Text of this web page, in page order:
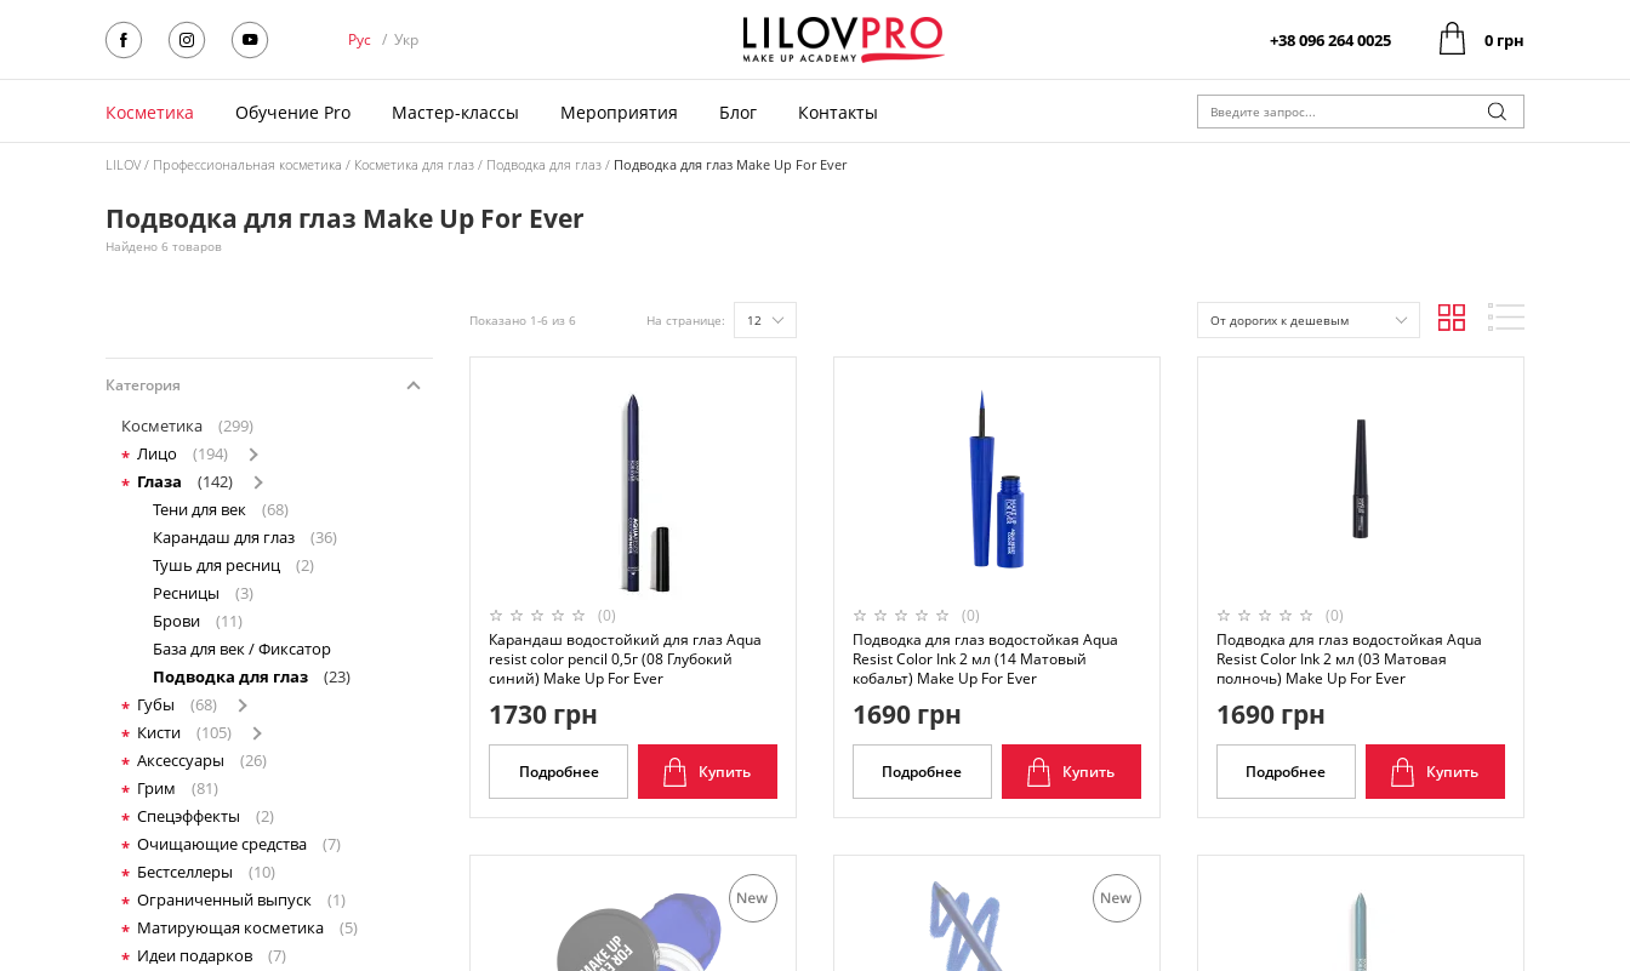
Рус / Укр +38 096 264 0025 0 грн
Косметика Обучение Pro Мастер-классы Мероприятия Блог Контакты
LILOV Профессиональная косметика Косметика для глаз Подводка для глаз Подводка для глаз Make Up For Ever
Подводка для глаз Make Up For Ever
Найдено 6 товаров
Категория
Косметика
(299)
Лицо
(194)
Глаза
(142)
Тени для век
(68)
Карандаш для глаз
(36)
Тушь для ресниц
(2)
Ресницы
(3)
Брови
(11)
База для век / Фиксатор
Подводка для глаз
(23)
Губы
(68)
Кисти
(105)
Аксессуары
(26)
Грим
(81)
Спецэффекты
(2)
Очищающие средства
(7)
Бестселлеры
(10)
Ограниченный выпуск
(1)
Матирующая косметика
(5)
Идеи подарков
(7)
Показано 1-6 из 6 На странице: 12 От дорогих к дешевым
(0)
Карандаш водостойкий для глаз Aqua
resist color pencil 0,5г (08 Глубокий
синий) Make Up For Ever
1730 грн
Подробнее Купить
(0)
Подводка для глаз водостойкая Aqua
Resist Color Ink 2 мл (14 Матовый
кобальт) Make Up For Ever
1690 грн
Подробнее Купить
(0)
Подводка для глаз водостойкая Aqua
Resist Color Ink 2 мл (03 Матовая
полночь) Make Up For Ever
1690 грн
Подробнее Купить